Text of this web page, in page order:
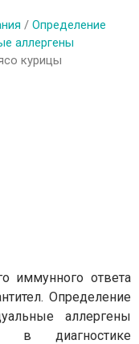
/ Определение
аллергены
курицы
иммунного ответа
Определение
аллергены
в диагностике